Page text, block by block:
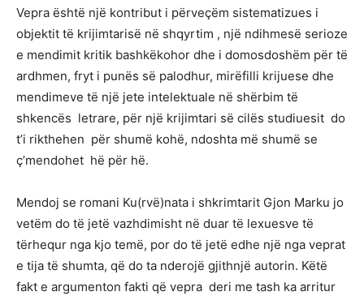
Vepra është një kontribut i përveçëm sistematizues i
objektit të krijimtarisë në shqyrtim , një ndihmesë serioze
e mendimit kritik bashkëkohor dhe i domosdoshëm për të
ardhmen, fryt i punës së palodhur, mirëfilli krijuese dhe
mendimeve të një jete intelektuale në shërbim të
shkencës letrare, për një krijimtari së cilës studiuesit do
t’i rikthehen për shumë kohë, ndoshta më shumë se
ç’mendohet hë për hë.
Mendoj se romani Ku(rvë)nata i shkrimtarit Gjon Marku jo
vetëm do të jetë vazhdimisht në duar të lexuesve të
tërhequr nga kjo temë, por do të jetë edhe një nga veprat
e tija të shumta, që do ta nderojë gjithnjë autorin. Këtë
fakt e argumenton fakti që vepra deri me tash ka arritur